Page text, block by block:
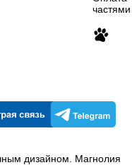
дизайном. Магнолия